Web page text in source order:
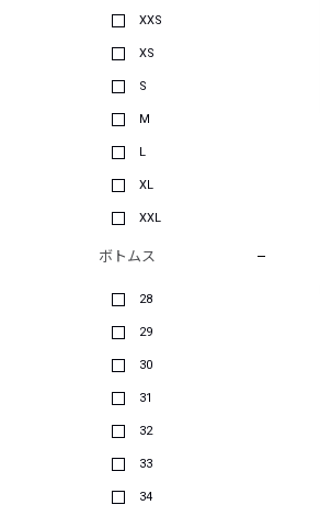
XXS
XS
S
M
L
XL
XXL
ボトムス
28
29
30
31
32
33
34